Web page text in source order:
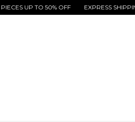
UP TO 50% OFF EXPRESS SHIPPING